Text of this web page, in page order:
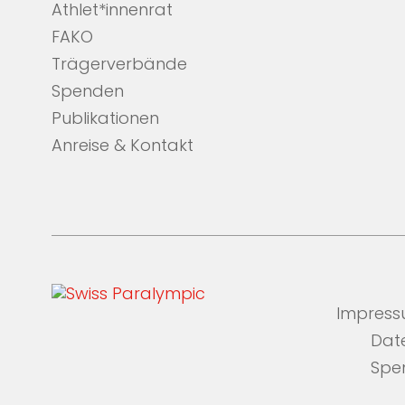
Athlet*innenrat
FAKO
Trägerverbände
Spenden
Publikationen
Anreise & Kontakt